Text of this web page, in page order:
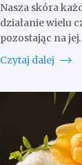
Nasza skóra
działanie wielu
pozostając na
Czytaj dalej